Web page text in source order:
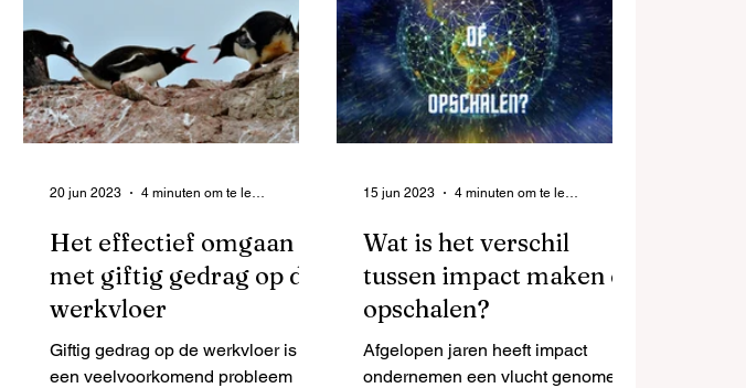
Het effectief omgaan
met giftig gedrag op de
werkvloer
Giftig gedrag op de werkvloer is
een veelvoorkomend probleem
20 jun 2023 4 minuten om te lezen
Wat is het verschil
tussen impact maken en
opschalen?
Afgelopen jaren heeft impact
ondernemen een vlucht genomen.
15 jun 2023 4 minuten om te lezen